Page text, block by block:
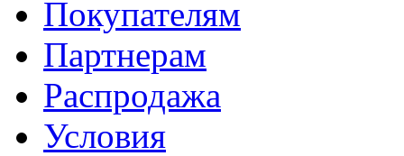
Покупателям
Партнерам
Распродажа
Условия